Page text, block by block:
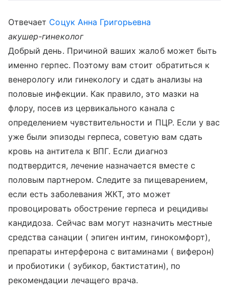
Отвечает Соцук Анна Григорьевна
акушер-гинеколог
Добрый день. Причиной ваших жалоб может быть
именно герпес. Поэтому вам стоит обратиться к
венерологу или гинекологу и сдать анализы на
половые инфекции. Как правило, это мазки на
флору, посев из цервикального канала с
определением чувствительности и ПЦР. Если у вас
уже были эпизоды герпеса, советую вам сдать
кровь на антитела к ВПГ. Если диагноз
подтвердится, лечение назначается вместе с
половым партнером. Следите за пищеварением,
если есть заболевания ЖКТ, это может
провоцировать обострение герпеса и рецидивы
кандидоза. Сейчас вам могут назначить местные
средства санации ( эпиген интим, гинокомфорт),
препараты интерферона с витаминами ( виферон)
и пробиотики ( эубикор, бактистатин), по
рекомендации лечащего врача.